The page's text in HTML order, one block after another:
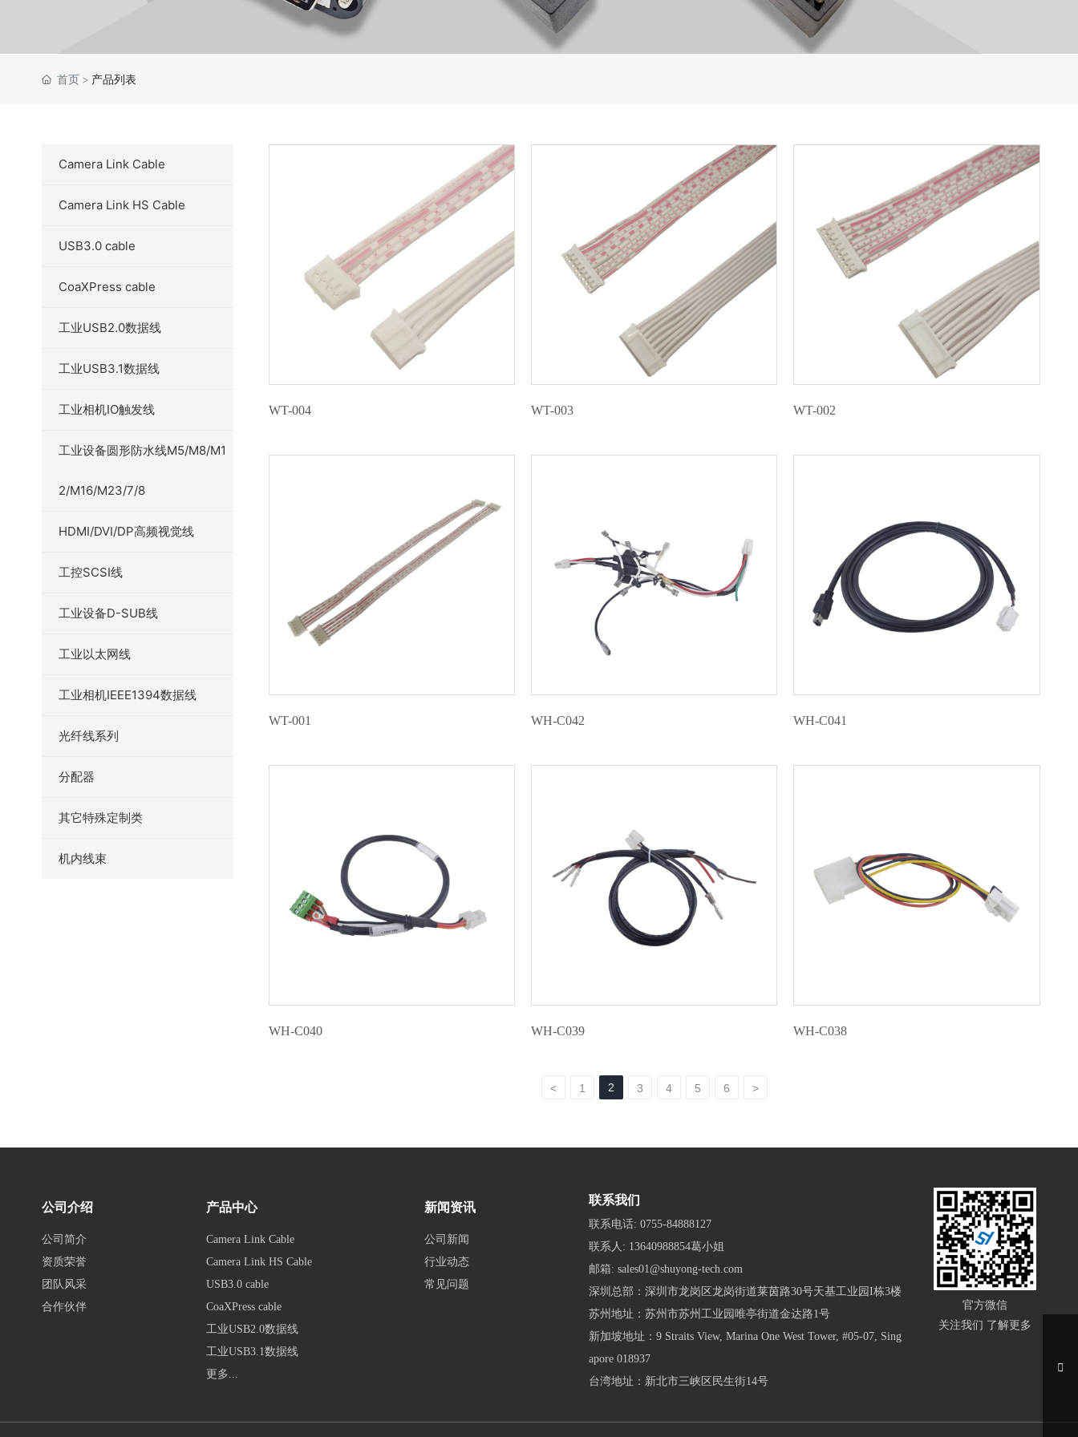
首页 产品列表
Camera Link Cable
Camera Link HS Cable
USB3.0 cable
CoaXPress cable
工业USB2.0数据线
工业USB3.1数据线
工业相机IO触发线
工业设备圆形防水线M5/M8/M1
2/M16/M23/7/8
HDMI/DVI/DP高频视觉线
工控SCSI线
工业设备D-SUB线
工业以太网线
工业相机IEEE1394数据线
光纤线系列
分配器
其它特殊定制类
机内线束
WT-004 WT-003 WT-002
WT-001 WH-C042 WH-C041
WH-C040 WH-C039 WH-C038
< 1 2 3 4 5 6 >
公司介绍
公司简介
资质荣誉
团队风采
合作伙伴
产品中心
Camera Link Cable
Camera Link HS Cable
USB3.0 cable
CoaXPress cable
工业USB2.0数据线
工业USB3.1数据线
更多...
新闻资讯
公司新闻
行业动态
常见问题
联系我们
联系电话: 0755-84888127
联系人: 13640988854葛小姐
邮箱: sales01@shuyong-tech.com
深圳总部：深圳市龙岗区龙岗街道莱茵路30号天基工业园I栋3楼
苏州地址：苏州市苏州工业园唯亭街道金达路1号
新加坡地址：9 Straits View, Marina One West Tower, #05-07, Sing
apore 018937
台湾地址：新北市三峡区民生街14号
官方微信
关注我们 了解更多